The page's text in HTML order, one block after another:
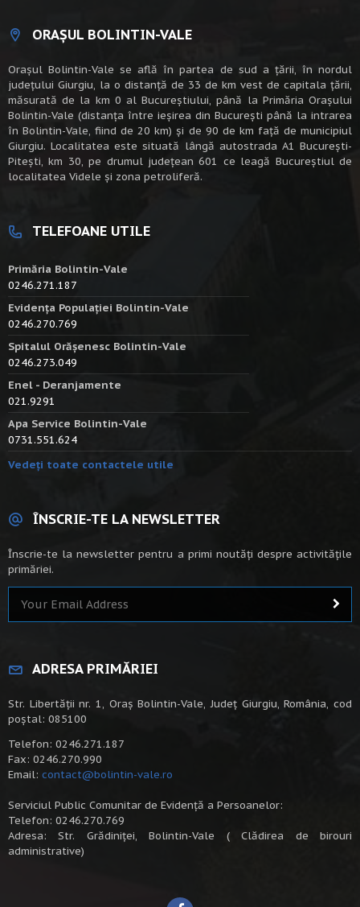
ORAȘUL BOLINTIN-VALE
Oraşul Bolintin-Vale se află în partea de sud a ţării, în nordul
judeţului Giurgiu, la o distanţă de 33 de km vest de capitala țării,
măsurată de la km 0 al Bucureștiului, până la Primăria Orașului
Bolintin-Vale (distanța între ieșirea din București până la intrarea
în Bolintin-Vale, fiind de 20 km) şi de 90 de km faţă de municipiul
Giurgiu. Localitatea este situată lângă autostrada A1 Bucureşti-
Piteşti, km 30, pe drumul judeţean 601 ce leagă Bucureştiul de
localitatea Videle şi zona petroliferă.
TELEFOANE UTILE
Primăria Bolintin-Vale
0246.271.187
Evidența Populației Bolintin-Vale
0246.270.769
Spitalul Orășenesc Bolintin-Vale
0246.273.049
Enel - Deranjamente
021.9291
Apa Service Bolintin-Vale
0731.551.624
Vedeți toate contactele utile
ÎNSCRIE-TE LA NEWSLETTER
Înscrie-te la newsletter pentru a primi noutăți despre activitățile
primăriei.
ADRESA PRIMĂRIEI
Str. Libertății nr. 1, Oraș Bolintin-Vale, Județ Giurgiu, România, cod
poștal: 085100
Telefon: 0246.271.187
Fax: 0246.270.990
Email: contact@bolintin-vale.ro
Serviciul Public Comunitar de Evidență a Persoanelor:
Telefon: 0246.270.769
Adresa: Str. Grădiniței, Bolintin-Vale ( Clădirea de birouri
administrative)